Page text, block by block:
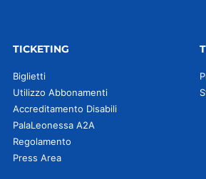
TICKETING
Biglietti
Utilizzo Abbonamenti
Accreditamento Disabili
PalaLeonessa A2A
Regolamento
Press Area